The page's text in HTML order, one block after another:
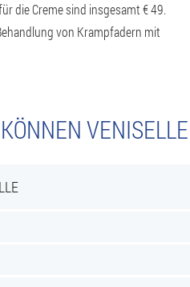
die Creme sind insgesamt € 49.
von Krampfadern mit
VENISELLE